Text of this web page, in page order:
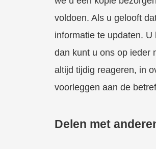
voldoen. Als u gelooft
informatie te updaten.
dan kunt u ons op ieder
altijd tijdig reageren, in
voorleggen aan de
Delen met